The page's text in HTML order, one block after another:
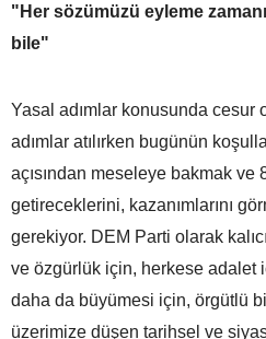
"Her sözümüzü eyleme
bile"
Yasal adımlar konusunda cesur
adımlar atılırken bugünün
açısından meseleye bakmak ve
getireceklerini, kazanımlarını
gerekiyor. DEM Parti olarak
ve özgürlük için, herkese adalet
daha da büyümesi için, örgütlü
üzerimize düşen tarihsel ve